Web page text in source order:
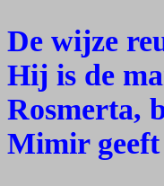
De wijze
Hij is de
Rosmerta,
Mimir